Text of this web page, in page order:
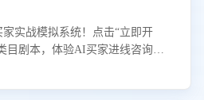
实战模拟系统！点击“立即开
目剧本，体验AI买家进线咨询真